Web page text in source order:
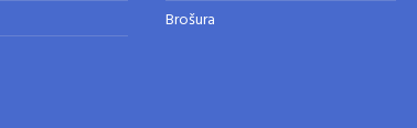
Brošura